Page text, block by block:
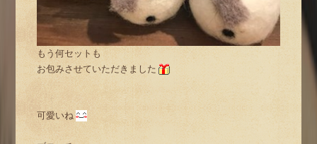
もう何セットも
お包みさせていただきました
可愛いね